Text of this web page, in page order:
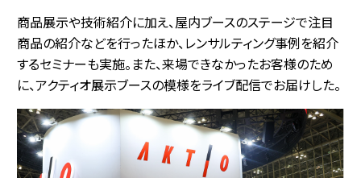
商品展示や技術紹介に加え、屋内ブースのステージで注目
商品の紹介などを行ったほか、レンサルティング事例を紹介
するセミナーも実施。また、来場できなかったお客様のため
に、アクティオ展示ブースの模様をライブ配信でお届けした。